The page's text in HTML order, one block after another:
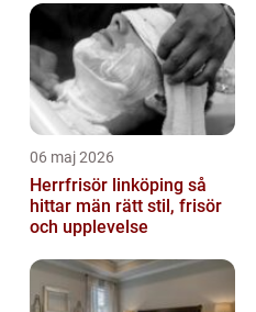
06 maj 2026
Herrfrisör linköping så
hittar män rätt stil, frisör
och upplevelse